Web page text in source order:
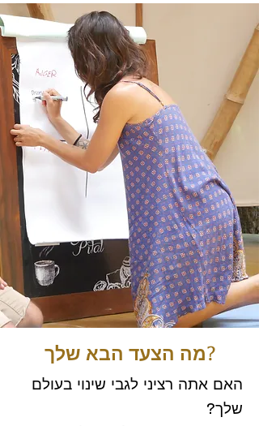
מה הצעד הבא שלך?
האם אתה רציני לגבי שינוי בעולם
שלך?